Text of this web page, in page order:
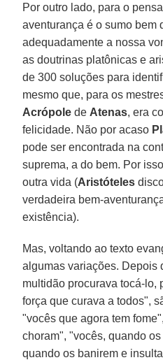
Por outro lado, para o
aventurança é o sumo bem
adequadamente a nossa
as doutrinas platônicas e
de 300 soluções para
mesmo que, para os
Acrópole de Atenas, era
felicidade. Não por acaso
pode ser encontrada na
suprema, a do bem. Por
outra vida (Aristóteles
verdadeira bem-
existência).
Mas, voltando ao texto
algumas variações. Depois
multidão procurava tocá-lo,
força que curava a todos",
"vocês que agora tem
choram", "vocês, quando
quando os banirem e